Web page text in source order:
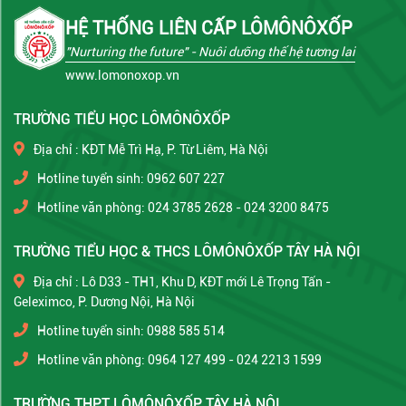
HỆ THỐNG LIÊN CẤP LÔMÔNÔXỐP
"Nurturing the future"- Nuôi dưỡng thế hệ tương lai
www.lomonoxop.vn
TRƯỜNG TIỂU HỌC LÔMÔNÔXỐP
Địa chỉ : KĐT Mễ Trì Hạ, P. Từ Liêm, Hà Nội
Hotline tuyển sinh: 0962 607 227
Hotline văn phòng: 024 3785 2628 - 024 3200 8475
TRƯỜNG TIỂU HỌC & THCS LÔMÔNÔXỐP TÂY HÀ NỘI
Địa chỉ : Lô D33 - TH1, Khu D, KĐT mới Lê Trọng Tấn -
Geleximco, P. Dương Nội, Hà Nội
Hotline tuyển sinh: 0988 585 514
Hotline văn phòng: 0964 127 499 - 024 2213 1599